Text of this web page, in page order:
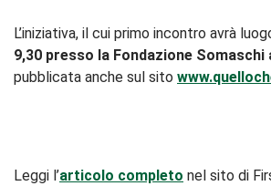
L’iniziativa, il cui primo incontro avrà
9,30 presso la Fondazione Somaschi
pubblicata anche sul sito
Leggi l’articolo completo nel sito di